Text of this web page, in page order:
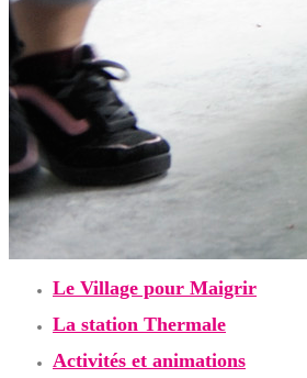
Le Village pour Maigrir
La station Thermale
Activités et animations